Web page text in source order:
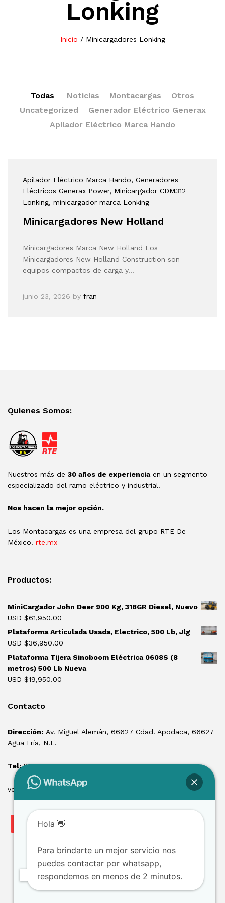
Lonking
Inicio / Minicargadores Lonking
Todas Noticias Montacargas
Otros
Uncategorized
Generador Eléctrico Generax
Apilador Eléctrico Marca Hando
Apilador Eléctrico Marca Hando, Generadores
Eléctricos Generax Power, Minicargador CDM312
Lonking, minicargador marca Lonking
Minicargadores New Holland
Minicargadores Marca New Holland Los
Minicargadores New Holland Construction son
equipos compactos de carga y…
junio 23, 2026 by fran
Quienes Somos:
Nuestros más de 30 años de experienciaen un segmento
especializado del ramo eléctrico y industrial.
Nos hacen la mejor opción.
Los Montacargas es una empresa del grupo RTE De
México. rte.mx
Productos:
MiniCargador John Deer 900 Kg, 318GR Diesel, Nuevo
USD $61,950.00
Plataforma Articulada Usada, Electrico, 500 Lb, Jlg
USD $36,950.00
Plataforma Tijera Sinoboom Eléctrica 0608S (8
metros) 500 Lb Nueva
USD $19,950.00
Contacto
Dirección: Av. Miguel Alemán, 66627 Cdad. Apodaca, 66627
Agua Fría, N.L.
Tel:81 1550 3100
ventas@losmontacargas.mx
Hola 👋
Para brindarte un mejor servicio nos
puedes contactar por whatsapp,
respondemos en menos de 2 minutos.